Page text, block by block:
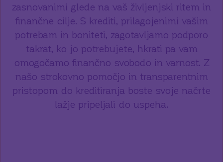
zasnovanimi glede na vaš življenjski ritem in
finančne cilje. S krediti, prilagojenimi vašim
potrebam in boniteti, zagotavljamo podporo
takrat, ko jo potrebujete, hkrati pa vam
omogočamo finančno svobodo in varnost. Z
našo strokovno pomočjo in transparentnim
pristopom do kreditiranja boste svoje načrte
lažje pripeljali do uspeha.